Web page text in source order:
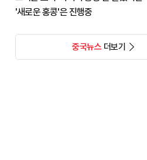
'새로운 홍콩'은 진행중
중국뉴스더보기